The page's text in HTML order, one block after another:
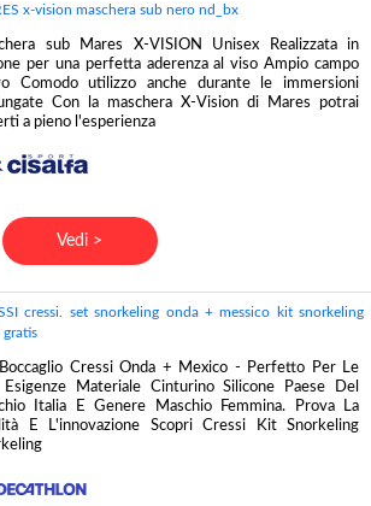
x-vision maschera sub nero nd_bx
sub Mares X-VISION Unisex Realizzata in
per una perfetta aderenza al viso Ampio campo
Comodo utilizzo anche durante le immersioni
Con la maschera X-Vision di Mares potrai
a pieno l'esperienza
Vedi >
cressi. set snorkeling onda + messico kit snorkeling
Cressi Onda + Mexico - Perfetto Per Le
Esigenze Materiale Cinturino Silicone Paese Del
Italia E Genere Maschio Femmina. Prova La
E L'innovazione Scopri Cressi Kit Snorkeling